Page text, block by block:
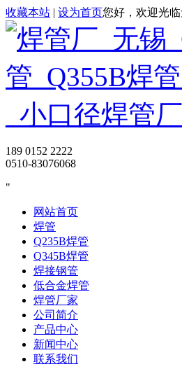
收藏本站 | 设为首页您好，欢迎光
189 0152 2222
0510-83076068
网站首页
焊管
Q235B焊管
Q345B焊管
焊接钢管
低合金焊管
焊管厂家
公司简介
产品中心
新闻中心
联系我们